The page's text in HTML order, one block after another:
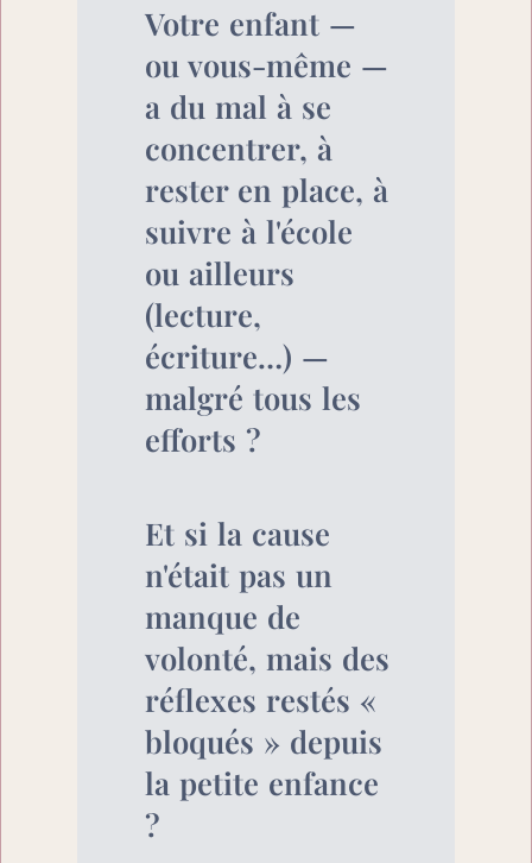
Votre enfant —
ou vous-même —
a du mal à se
concentrer, à
rester en place, à
suivre à l'école
ou ailleurs
(lecture,
écriture…) —
malgré tous les
efforts ?
Et si la cause
n'était pas un
manque de
volonté, mais des
réflexes restés «
bloqués » depuis
la petite enfance
?